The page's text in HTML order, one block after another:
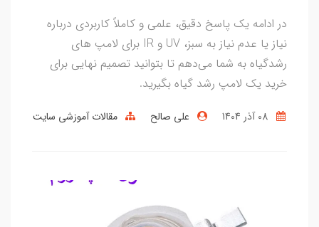
در ادامه یک پاسخ دقیق، علمی و کاملاً کاربردی درباره
نیاز یا عدم نیاز به سبز، UV و IR برای لامپ های
رشدگیاه به شما می‌دهم تا بتوانید تصمیم نهایی برای
خرید یک لامپ رشد گیاه بگیرید.
علی صالح مقالات آموزشی سایت